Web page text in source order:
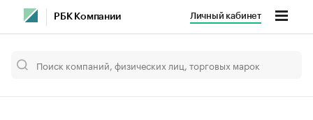
РБК Компании Личный кабинет